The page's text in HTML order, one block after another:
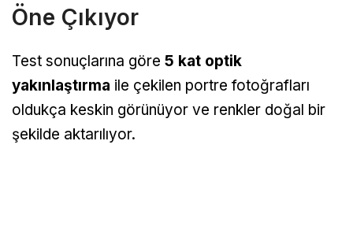
Öne Çıkıyor
Test sonuçlarına göre 5 kat optik
yakınlaştırma ile çekilen portre fotoğrafları
oldukça keskin görünüyor ve renkler doğal bir
şekilde aktarılıyor.